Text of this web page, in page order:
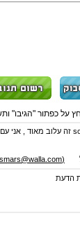
על כפתור
(smars@walla.com/)
הדעת